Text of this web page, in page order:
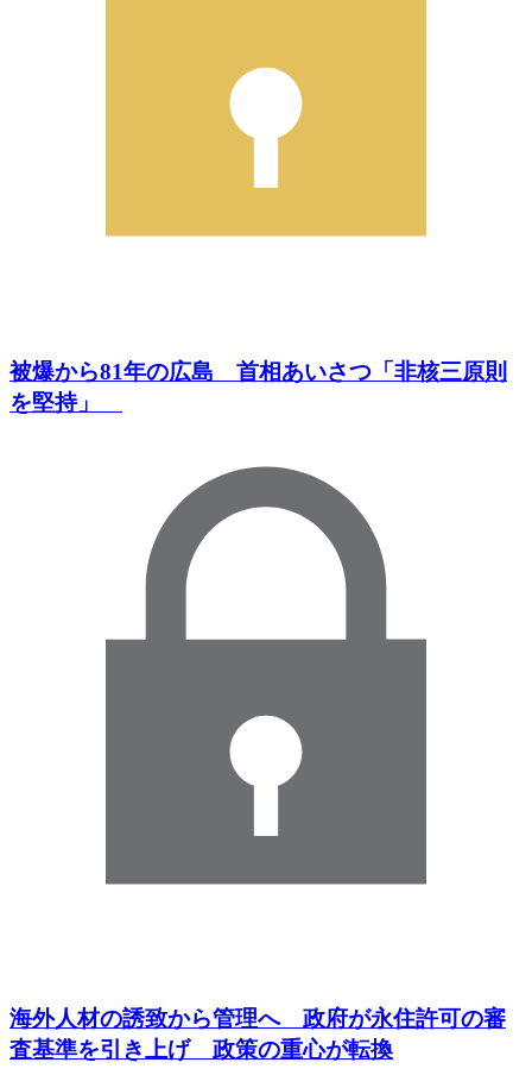
被爆から81年の広島 首相あいさつ「非核三原則
を堅持」
海外人材の誘致から管理へ 政府が永住許可の審
査基準を引き上げ 政策の重心が転換